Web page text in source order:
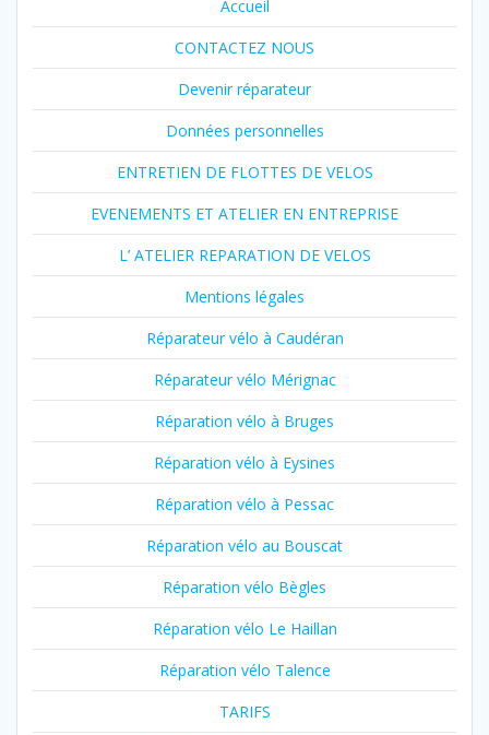
Accueil
CONTACTEZ NOUS
Devenir réparateur
Données personnelles
ENTRETIEN DE FLOTTES DE VELOS
EVENEMENTS ET ATELIER EN ENTREPRISE
L’ ATELIER REPARATION DE VELOS
Mentions légales
Réparateur vélo à Caudéran
Réparateur vélo Mérignac
Réparation vélo à Bruges
Réparation vélo à Eysines
Réparation vélo à Pessac
Réparation vélo au Bouscat
Réparation vélo Bègles
Réparation vélo Le Haillan
Réparation vélo Talence
TARIFS